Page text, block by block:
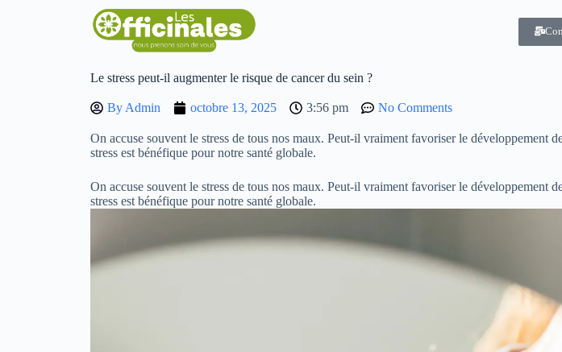
Le stress peut-il augmenter le risque de cancer du sein ?
By Admin octobre 13, 2025 3:56 pm No Comments
On accuse souvent le stress de tous nos maux. Peut-il vraiment favoriser le
stress est bénéfique pour notre santé globale.
On accuse souvent le stress de tous nos maux. Peut-il vraiment favoriser le
stress est bénéfique pour notre santé globale.